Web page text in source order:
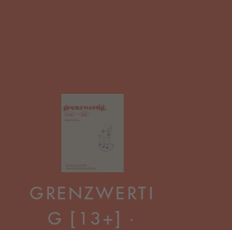
GRENZWERTI
G [13+] ·